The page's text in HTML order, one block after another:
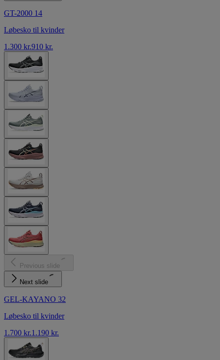
GT-2000 14
Løbesko til kvinder
1.300 kr.910 kr.
Previous slide
Next slide
GEL-KAYANO 32
Løbesko til kvinder
1.700 kr.1.190 kr.